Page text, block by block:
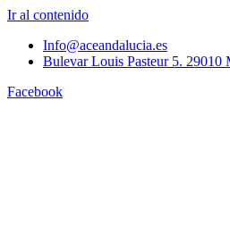
Ir al contenido
Info@aceandalucia.es
Bulevar Louis Pasteur 5. 29010
Facebook